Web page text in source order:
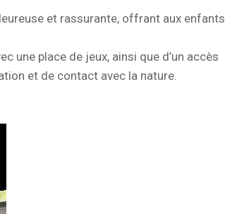
et rassurante, offrant aux enfants
une place de jeux, ainsi que d’un accès
et de contact avec la nature.